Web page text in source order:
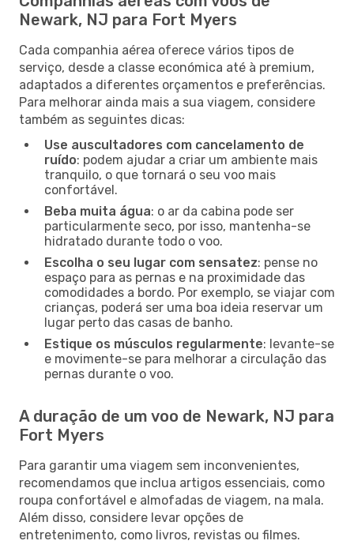
Newark, NJ para Fort Myers
Cada companhia aérea oferece vários tipos de
serviço, desde a classe económica até à premium,
adaptados a diferentes orçamentos e preferências.
Para melhorar ainda mais a sua viagem, considere
também as seguintes dicas:
Use auscultadores com cancelamento de
ruído: podem ajudar a criar um ambiente mais
tranquilo, o que tornará o seu voo mais
confortável.
Beba muita água: o ar da cabina pode ser
particularmente seco, por isso, mantenha-se
hidratado durante todo o voo.
Escolha o seu lugar com sensatez: pense no
espaço para as pernas e na proximidade das
comodidades a bordo. Por exemplo, se viajar com
crianças, poderá ser uma boa ideia reservar um
lugar perto das casas de banho.
Estique os músculos regularmente: levante-se
e movimente-se para melhorar a circulação das
pernas durante o voo.
A duração de um voo de Newark, NJ para
Fort Myers
Para garantir uma viagem sem inconvenientes,
recomendamos que inclua artigos essenciais, como
roupa confortável e almofadas de viagem, na mala.
Além disso, considere levar opções de
entretenimento, como livros, revistas ou filmes.